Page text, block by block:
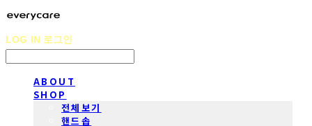
LOG IN 로그인
ABOUT
SHOP
전체보기
핸드솝